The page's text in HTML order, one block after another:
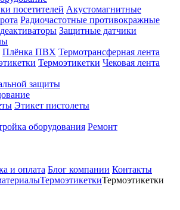
посетителей Акустомагнитные
Радиочастотные противокражные
Защитные датчики
Плёнка ПВХ Термотрансферная лента
Термоэтикетки Чековая лента
защиты
Этикет пистолеты
оборудования Ремонт
и оплата Блог компании Контакты
ТермоэтикеткиТермоэтикетки